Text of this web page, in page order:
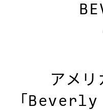
アメリ
「